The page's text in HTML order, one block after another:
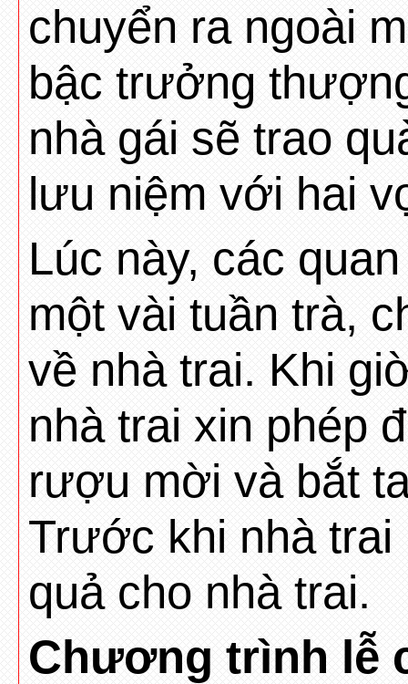
chuyển ra ngoài
bậc trưởng
nhà gái sẽ trao
lưu niệm với hai
Lúc này, các
một vài tuần trà,
về nhà trai. Khi
nhà trai xin phép
rượu mời và bắt
Trước khi nhà trai
quả cho nhà trai.
Chương trình lễ